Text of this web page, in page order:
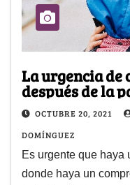
La urgencia de
después de la
OCTUBRE 20, 2021
DOMÍNGUEZ
Es urgente que haya
donde haya un